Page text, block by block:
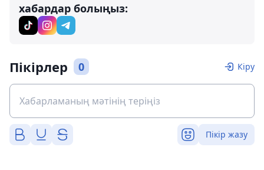
хабардар болыңыз:
Пікірлер 0 Кіру
Пікір жазу